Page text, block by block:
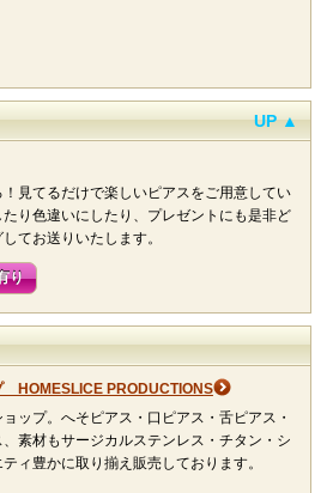
UP ▲
見てるだけで楽しいピアスをご用意してい
り色違いにしたり、プレゼントにも是非ど
てお送りいたします。
り
HOMESLICE PRODUCTIONS
ップ。へそピアス・口ピアス・舌ピアス・
素材もサージカルステンレス・チタン・シ
ィ豊かに取り揃え販売しております。